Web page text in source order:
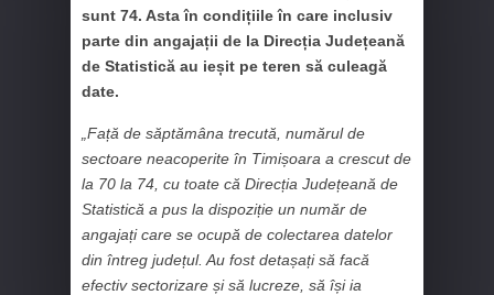
sunt 74. Asta în condițiile în care inclusiv
parte din angajații de la Direcția Județeană
de Statistică au ieșit pe teren să culeagă
date.
„Față de săptămâna trecută, numărul de
sectoare neacoperite în Timișoara a crescut de
la 70 la 74, cu toate că Direcția Județeană de
Statistică a pus la dispoziție un număr de
angajați care se ocupă de colectarea datelor
din întreg județul. Au fost detașați să facă
efectiv sectorizare și să lucreze, să își ia